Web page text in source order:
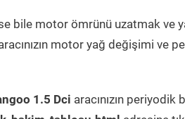
bile motor ömrünü uzatmak ve
motor yağ değişimi ve
1.5 Dci aracınızın periyodik